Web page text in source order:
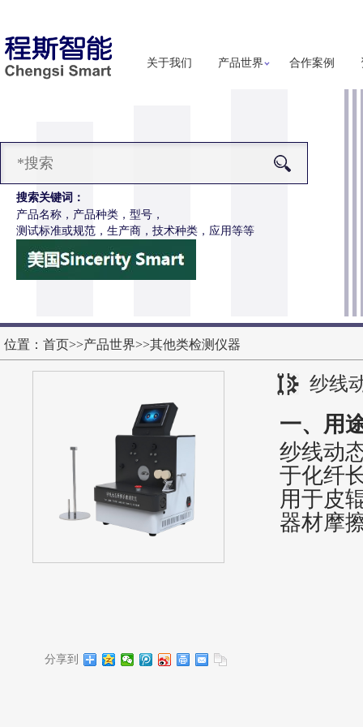
关于我们 产品世界 合作案例
搜索关键词：
产品名称，产品种类，型号，
测试标准或规范，生产商，技术种类，应用等等
测试手指工装
位置： 首页>>产品世界>>其他类检测仪器
纱线
分享到
一、用
纱线动
于化纤
用于皮
器材摩